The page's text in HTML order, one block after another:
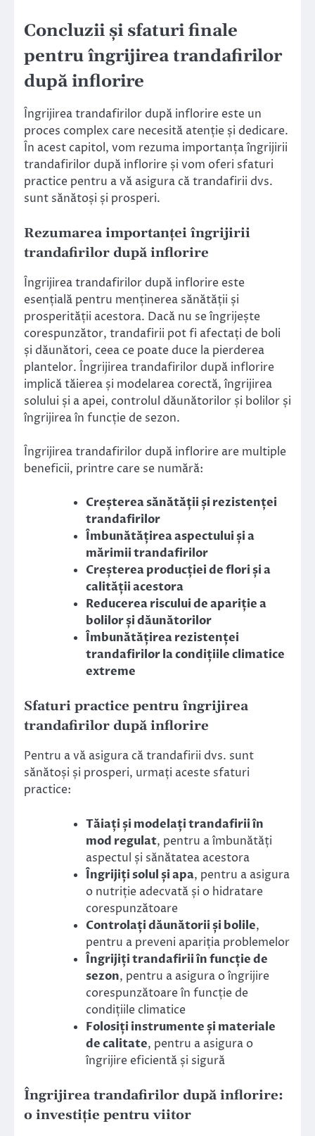
Concluzii și sfaturi finale
pentru îngrijirea trandafirilor
după inflorire
Îngrijirea trandafirilor după inflorire este un
proces complex care necesită atenție și dedicare.
În acest capitol, vom rezuma importanța îngrijirii
trandafirilor după inflorire și vom oferi sfaturi
practice pentru a vă asigura că trandafirii dvs.
sunt sănătoși și prosperi.
Rezumarea importanței îngrijirii
trandafirilor după inflorire
Îngrijirea trandafirilor după inflorire este
esențială pentru menținerea sănătății și
prosperității acestora. Dacă nu se îngrijește
corespunzător, trandafirii pot fi afectați de boli
și dăunători, ceea ce poate duce la pierderea
plantelor. Îngrijirea trandafirilor după inflorire
implică tăierea și modelarea corectă, îngrijirea
solului și a apei, controlul dăunătorilor și bolilor și
îngrijirea în funcție de sezon.
Îngrijirea trandafirilor după inflorire are multiple
beneficii, printre care se numără:
Creșterea sănătății și rezistenței
trandafirilor
Îmbunătățirea aspectului și a
mărimii trandafirilor
Creșterea producției de flori și a
calității acestora
Reducerea riscului de apariție a
bolilor și dăunătorilor
Îmbunătățirea rezistenței
trandafirilor la condițiile climatice
extreme
Sfaturi practice pentru îngrijirea
trandafirilor după inflorire
Pentru a vă asigura că trandafirii dvs. sunt
sănătoși și prosperi, urmați aceste sfaturi
practice:
Tăiați și modelați trandafirii în
mod regulat, pentru a îmbunătăți
aspectul și sănătatea acestora
Îngrijiți solul și apa, pentru a asigura
o nutriție adecvată și o hidratare
corespunzătoare
Controlați dăunătorii și bolile,
pentru a preveni apariția problemelor
Îngrijiți trandafirii în funcție de
sezon, pentru a asigura o îngrijire
corespunzătoare în funcție de
condițiile climatice
Folosiți instrumente și materiale
de calitate, pentru a asigura o
îngrijire eficientă și sigură
Îngrijirea trandafirilor după inflorire:
o investiție pentru viitor